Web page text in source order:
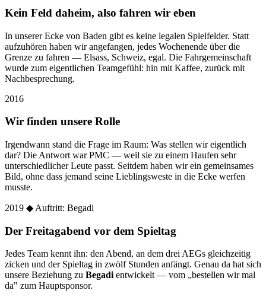
Kein Feld daheim, also fahren wir eben
In unserer Ecke von Baden gibt es keine legalen Spielfelder. Statt
aufzuhören haben wir angefangen, jedes Wochenende über die
Grenze zu fahren — Elsass, Schweiz, egal. Die Fahrgemeinschaft
wurde zum eigentlichen Teamgefühl: hin mit Kaffee, zurück mit
Nachbesprechung.
2016
Wir finden unsere Rolle
Irgendwann stand die Frage im Raum: Was stellen wir eigentlich
dar? Die Antwort war PMC — weil sie zu einem Haufen sehr
unterschiedlicher Leute passt. Seitdem haben wir ein gemeinsames
Bild, ohne dass jemand seine Lieblingsweste in die Ecke werfen
musste.
2019 ◆ Auftritt: Begadi
Der Freitagabend vor dem Spieltag
Jedes Team kennt ihn: den Abend, an dem drei AEGs gleichzeitig
zicken und der Spieltag in zwölf Stunden anfängt. Genau da hat sich
unsere Beziehung zu Begadientwickelt — vom „bestellen wir mal
da" zum Hauptsponsor.